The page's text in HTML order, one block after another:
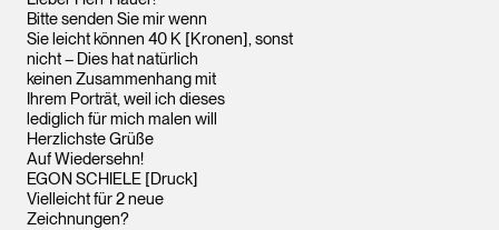
Bitte senden Sie mir wenn
Sie leicht können 40 K [Kronen], sonst
nicht – Dies hat natürlich
keinen Zusammenhang mit
Ihrem Porträt, weil ich dieses
lediglich für mich malen will
Herzlichste Grüße
Auf Wiedersehn!
EGON SCHIELE [Druck]
Vielleicht für 2 neue
Zeichnungen?